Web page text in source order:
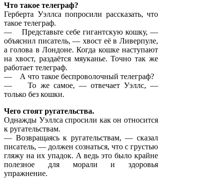
Что такое телеграф?
Герберта Уэллса попросили рассказать, что
такое телеграф.
— Представьте себе гигантскую кошку, —
объяснил писатель, — хвост её в Ливерпуле,
а голова в Лондоне. Когда кошке наступают
на хвост, раздаётся мяуканье. Точно так же
работает телеграф.
— А что такое беспроволочный телеграф?
— То же самое, — отвечает Уэллс, —
только без кошки.
Чего стоят ругательства.
Однажды Уэллса спросили как он относится
к ругательствам.
— Возвращаясь к ругательствам, — сказал
писатель, — должен сознаться, что с грустью
гляжу на их упадок. А ведь это было крайне
полезное для морали и здоровья
упражнение.